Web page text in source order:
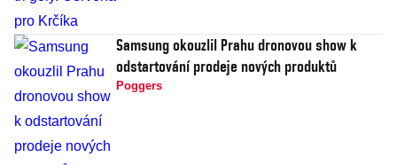
Samsung okouzlil Prahu dronovou show k
odstartování prodeje nových produktů
Poggers